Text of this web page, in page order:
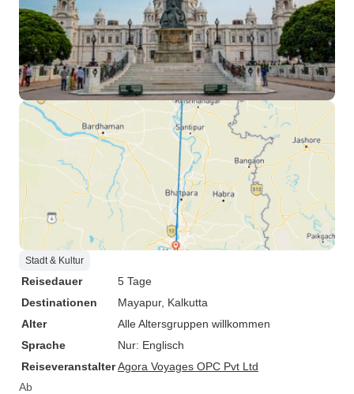
Stadt & Kultur
Reisedauer
5 Tage
Destinationen
Mayapur, Kalkutta
Alter
Alle Altersgruppen willkommen
Sprache
Nur: Englisch
ReiseveranstalterAgora Voyages OPC Pvt Ltd
Ab